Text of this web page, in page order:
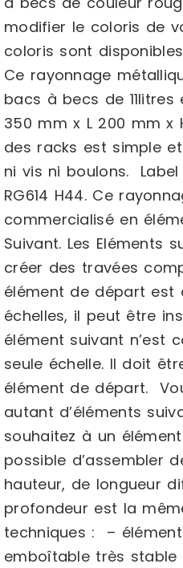
modifier le coloris de
coloris sont
Ce rayonnage
bacs à becs de
350 mm x L 200 mm x
des racks est simple
ni vis ni boulons. Label
RG614 H44. Ce
commercialisé en
Suivant. Les Eléments
créer des travées
élément de départ est
échelles, il peut être
élément suivant n’est
seule échelle. Il doit
élément de départ.
autant d’éléments
souhaitez à un
possible d’assembler
hauteur, de longueur
profondeur est la
techniques : –
emboîtable très